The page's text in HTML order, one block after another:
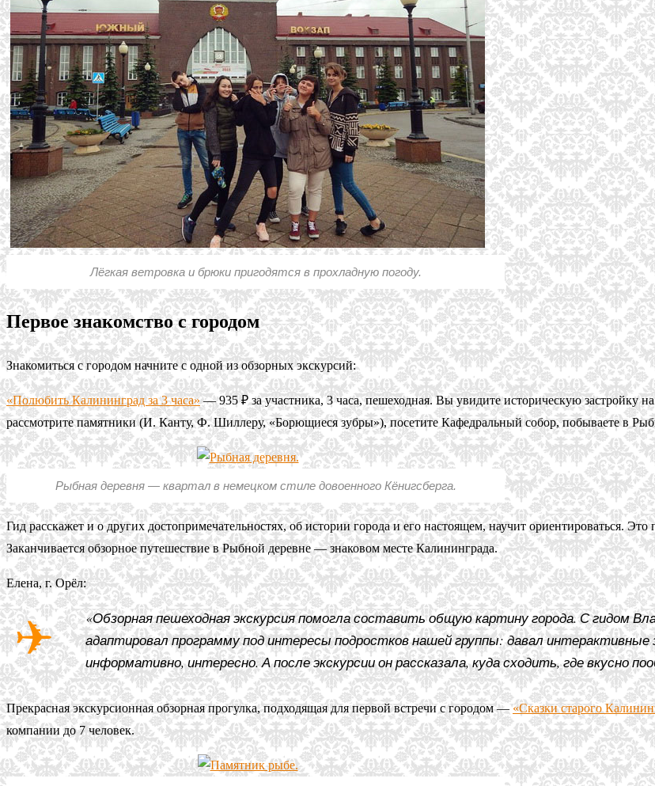
Лёгкая ветровка и брюки пригодятся в прохладную погоду.
Первое знакомство с городом
Знакомиться с городом начните с одной из обзорных экскурсий:
«Полюбить Калининград за 3 часа»— 935 ₽ за участника, 3 часа, пешеходная. Вы увидите историческую застройку
рассмотрите памятники (И. Канту, Ф. Шиллеру, «Борющиеся зубры»), посетите Кафедральный собор, побываете в
Рыбная деревня — квартал в немецком стиле довоенного Кёнигсберга.
Гид расскажет и о других достопримечательностях, об истории города и его настоящем, научит ориентироваться.
Заканчивается обзорное путешествие в Рыбной деревне — знаковом месте Калининграда.
Елена, г. Орёл:
«Обзорная пешеходная экскурсия помогла составить общую картину города. С гидом
адаптировал программу под интересы подростков нашей группы: давал интерактивные
информативно, интересно. А после экскурсии он рассказала, куда сходить, где вкусно
Прекрасная экскурсионная обзорная прогулка, подходящая для первой встречи с городом —«Сказки старого
компании до 7 человек.